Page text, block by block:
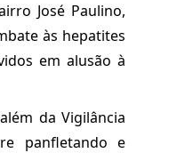
José Paulino,
às hepatites
em alusão à
da Vigilância
panfletando e